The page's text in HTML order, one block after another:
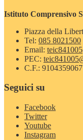
Istituto Comprensivo
Piazza della
Tel: 085 8021500
Email:
PEC:
C.F.:
Seguici su
Facebook
Twitter
Youtube
Instagram